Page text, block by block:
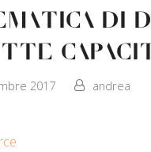
di
2017 andrea